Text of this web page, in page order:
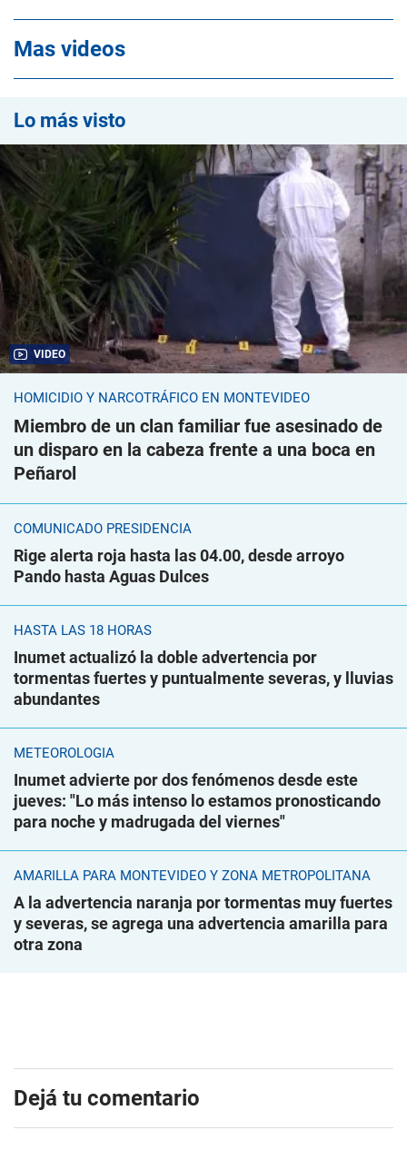
Mas videos
Lo más visto
VIDEO
HOMICIDIO Y NARCOTRÁFICO EN MONTEVIDEO
Miembro de un clan familiar fue asesinado de
un disparo en la cabeza frente a una boca en
Peñarol
COMUNICADO PRESIDENCIA
Rige alerta roja hasta las 04.00, desde arroyo
Pando hasta Aguas Dulces
HASTA LAS 18 HORAS
Inumet actualizó la doble advertencia por
tormentas fuertes y puntualmente severas, y lluvias
abundantes
METEOROLOGÍA
Inumet advierte por dos fenómenos desde este
jueves: "Lo más intenso lo estamos pronosticando
para noche y madrugada del viernes"
AMARILLA PARA MONTEVIDEO Y ZONA METROPOLITANA
A la advertencia naranja por tormentas muy fuertes
y severas, se agrega una advertencia amarilla para
otra zona
Dejá tu comentario